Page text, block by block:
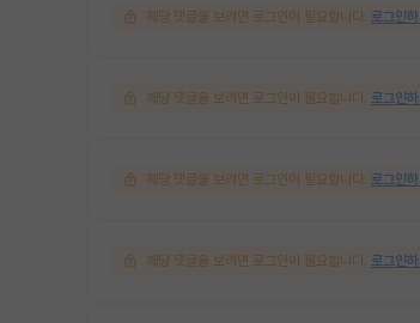
해당 댓글을 보려면 로그인이 필요합니다. 로그인하
해당 댓글을 보려면 로그인이 필요합니다. 로그인하
해당 댓글을 보려면 로그인이 필요합니다. 로그인하
해당 댓글을 보려면 로그인이 필요합니다. 로그인하